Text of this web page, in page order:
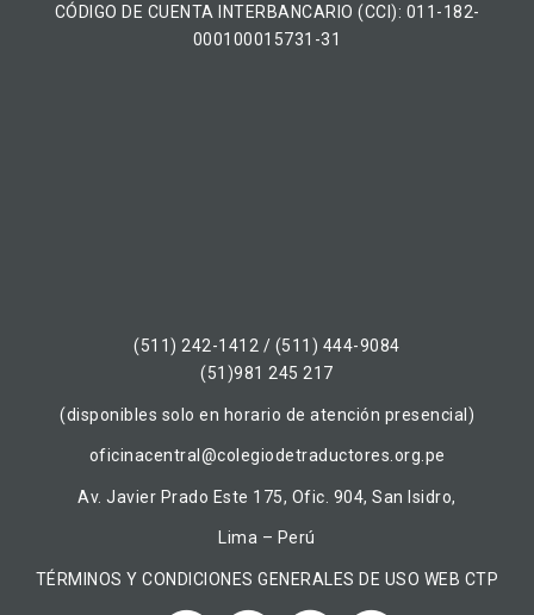
CÓDIGO DE CUENTA INTERBANCARIO (CCI): 011-182-
000100015731-31
(511) 242-1412 / (511) 444-9084
(51)981 245 217
(disponibles solo en horario de atención presencial)
oficinacentral@colegiodetraductores.org.pe
Av. Javier Prado Este 175, Ofic. 904, San Isidro,
Lima – Perú
TÉRMINOS Y CONDICIONES GENERALES DE USO WEB CTP